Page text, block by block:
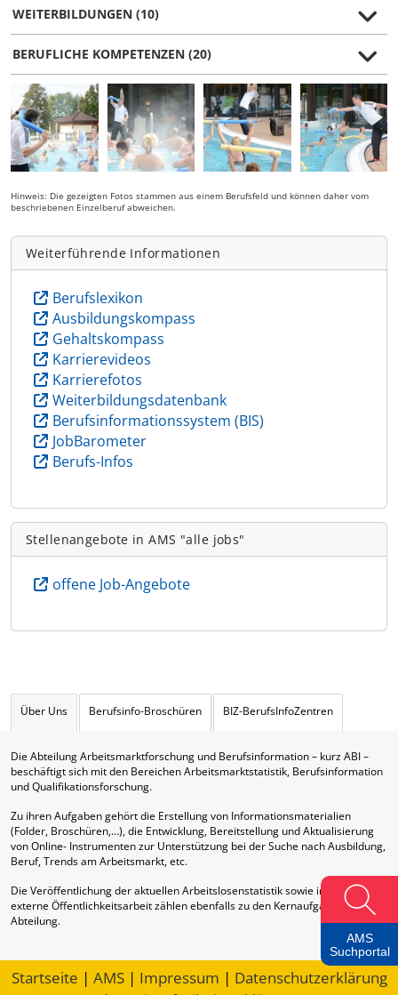
WEITERBILDUNGEN (10)
BERUFLICHE KOMPETENZEN (20)
Hinweis: Die gezeigten Fotos stammen aus einem Berufsfeld und können daher vom
beschriebenen Einzelberuf abweichen.
Weiterführende Informationen
Berufslexikon
Ausbildungskompass
Gehaltskompass
Karrierevideos
Karrierefotos
Weiterbildungsdatenbank
Berufsinformationssystem (BIS)
JobBarometer
Berufs-Infos
Stellenangebote in AMS "alle jobs"
offene Job-Angebote
Über Uns Berufsinfo-Broschüren BIZ-BerufsInfoZentren
Die Abteilung Arbeitsmarktforschung und Berufsinformation – kurz ABI –
beschäftigt sich mit den Bereichen Arbeitsmarktstatistik, Berufsinformation
und Qualifikationsforschung.
Zu ihren Aufgaben gehört die Erstellung von Informationsmaterialien
(Folder, Broschüren,…), die Entwicklung, Bereitstellung und Aktualisierung
von Online- Instrumenten zur Unterstützung bei der Suche nach Ausbildung,
Beruf, Trends am Arbeitsmarkt, etc.
Die Veröffentlichung der aktuellen Arbeitslosenstatistik sowie interne und
externe Öffentlichkeitsarbeit zählen ebenfalls zu den Kernaufgaben dieser
Abteilung.
Startseite | AMS| Impressum | Datenschutzerklärung
AMS
Suchportal